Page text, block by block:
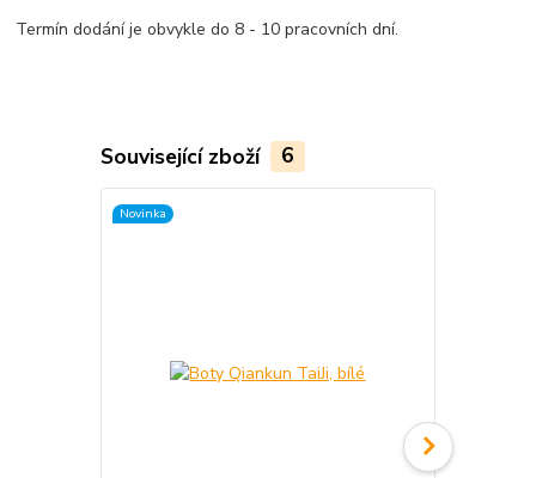
Termín dodání je obvykle do 8 - 10 pracovních dní.
Související zboží 6
Novinka